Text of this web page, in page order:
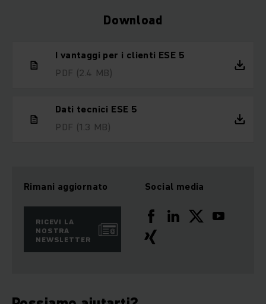
Download
I vantaggi per i clienti ESE 5
PDF (2.4 MB)
Dati tecnici ESE 5
PDF (1.3 MB)
Rimani aggiornato
RICEVI LA
NOSTRA
NEWSLETTER
Social media